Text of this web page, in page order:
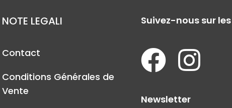
NOTE LEGALI
Contact
Conditions Générales de
Vente
Suivez-nous sur
Newsletter